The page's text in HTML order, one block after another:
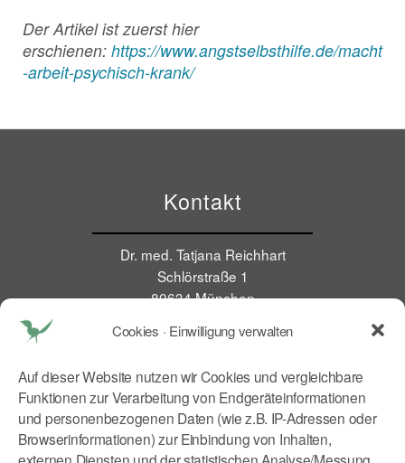
Cookies · Einwilligung verwalten
Auf dieser Website nutzen wir Cookies und vergleichbare
Funktionen zur Verarbeitung von Endgeräteinformationen
und personenbezogenen Daten (wie z.B. IP-Adressen oder
Browserinformationen) zur Einbindung von Inhalten,
Der Artikel ist zuerst hier
erschienen: https://www.angstselbsthilfe.de/macht
-arbeit-psychisch-krank/
Kontakt
Dr. med. Tatjana Reichhart
Schlörstraße 1
80634 München
Mobil: +49 179 9046773
Rechtliches
Impressum